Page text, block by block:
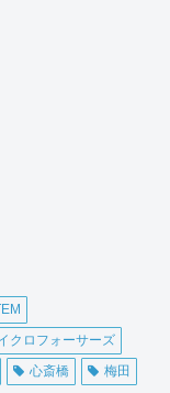
クロフォーサーズ
心斎橋
梅田